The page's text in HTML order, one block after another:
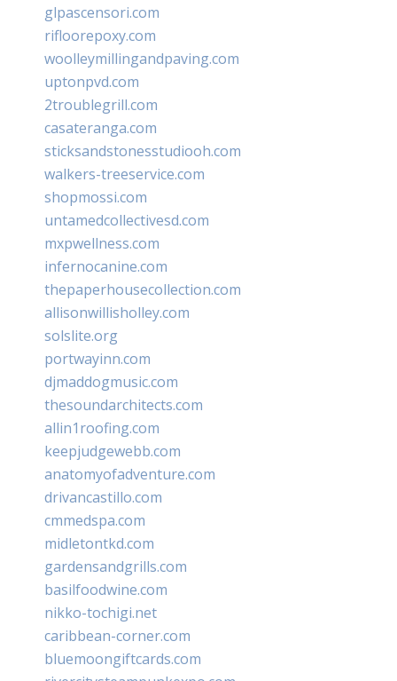
glpascensori.com
rifloorepoxy.com
woolleymillingandpaving.com
uptonpvd.com
2troublegrill.com
casateranga.com
sticksandstonesstudiooh.com
walkers-treeservice.com
shopmossi.com
untamedcollectivesd.com
mxpwellness.com
infernocanine.com
thepaperhousecollection.com
allisonwillisholley.com
solslite.org
portwayinn.com
djmaddogmusic.com
thesoundarchitects.com
allin1roofing.com
keepjudgewebb.com
anatomyofadventure.com
drivancastillo.com
cmmedspa.com
midletontkd.com
gardensandgrills.com
basilfoodwine.com
nikko-tochigi.net
caribbean-corner.com
bluemoongiftcards.com